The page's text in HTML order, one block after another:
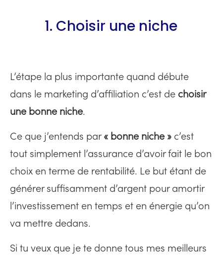
1. Choisir une niche
L’étape la plus importante quand débute
dans le marketing d’affiliation c’est de choisir
une bonne niche.
Ce que j’entends par« bonne niche » c’est
tout simplement l’assurance d’avoir fait le bon
choix en terme de rentabilité. Le but étant de
générer suffisamment d’argent pour amortir
l’investissement en temps et en énergie qu’on
va mettre dedans.
Si tu veux que je te donne tous mes meilleurs